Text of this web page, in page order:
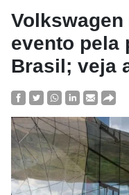
Volkswagen
evento pela
Brasil; veja